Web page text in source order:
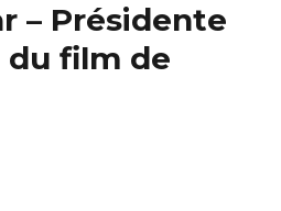
– Présidente
du film de